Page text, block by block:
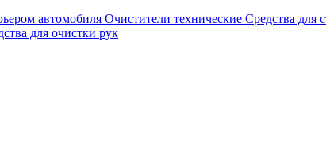
автомобиля Очистители технические Средства для
для очистки рук